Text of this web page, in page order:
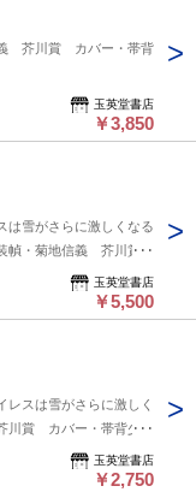
芥川賞 カバー・帯背
玉英堂書店
￥3,850
雪がさらに激しくなる
幀・菊地信義 芥川賞
玉英堂書店
￥5,500
スは雪がさらに激しく
賞 カバー・帯背少ヤ
玉英堂書店
￥2,750